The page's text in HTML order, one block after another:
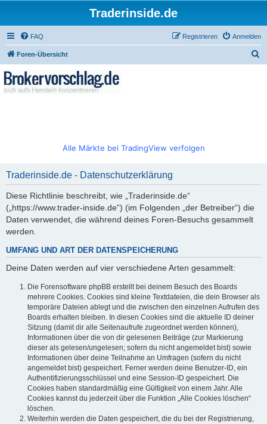
Traderinside.de
FAQ Anmelden
Registrieren
Foren-Übersicht
Alle Märkte bei TradingView verfolgen
Traderinside.de - Datenschutzerklärung
Diese Richtlinie beschreibt, wie „Traderinside.de“
(„https://www.trader-inside.de“) (im Folgenden „der Betreiber“) die
Daten verwendet, die während deines Foren-Besuchs gesammelt
werden.
UMFANG UND ART DER DATENSPEICHERUNG
Deine Daten werden auf vier verschiedene Arten gesammelt:
Die Forensoftware phpBB erstellt bei deinem Besuch des Boards
mehrere Cookies. Cookies sind kleine Textdateien, die dein Browser als
temporäre Dateien ablegt und die zwischen den einzelnen Aufrufen des
Boards erhalten bleiben. In diesen Cookies sind die aktuelle ID deiner
Sitzung (damit dir alle Seitenaufrufe zugeordnet werden können),
Informationen über die von dir gelesenen Beiträge (zur Markierung
dieser als gelesen/ungelesen; sofern du nicht angemeldet bist) sowie
Informationen über deine Teilnahme an Umfragen (sofern du nicht
angemeldet bist) gespeichert. Ferner werden deine Benutzer-ID, ein
Authentifizierungsschlüssel und eine Session-ID gespeichert. Die
Cookies haben standardmäßig eine Gültigkeit von einem Jahr. Alle
Cookies kannst du jederzeit über die Funktion „Alle Cookies löschen“
löschen.
Weiterhin werden die Daten gespeichert, die du bei der Registrierung,